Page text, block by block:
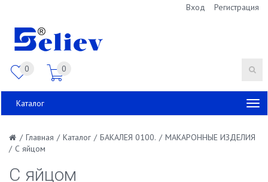
Вход Регистрация
0 0
Каталог
/ Главная / Каталог / БАКАЛЕЯ 0100. / МАКАРОННЫЕ ИЗДЕЛИЯ
/ С яйцом
С яйцом